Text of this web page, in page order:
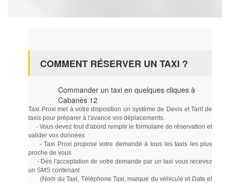
COMMENT RÉSERVER UN TAXI ?
Commander un taxi en quelques cliques à
Cabanès 12
Taxi Proxi met à votre disposition un système de Devis et Tarif de
taxis pour préparer à l'avance vos déplacements.
- Vous devez tout d'abord remplir le formulaire de réservation et
valider vos données
- Taxi Proxi propose votre demande à tous les taxis les plus
proche de vous
- Dés l'acceptation de votre demande par un taxi vous recevez
un SMS contenant
(Nom du Taxi, Téléphone Taxi, marque du véhicule et Date et